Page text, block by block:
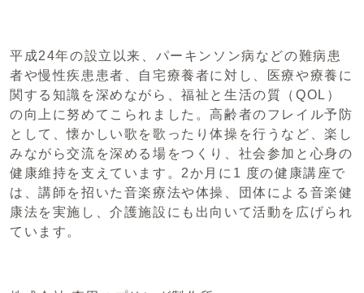
平成24年の設立以来、パーキンソン病などの難病患
者や慢性疾患患者、自宅療養者に対し、医療や療養に
関する知識を深めながら、福祉と生活の質（QOL）
の向上に努めてこられました。高齢者のフレイル予防
として、懐かしい歌を歌ったり体操を行うなど、楽し
みながら交流を深める場をつくり、社会参加と心身の
健康維持を支えています。2か月に1 度の健康講座で
は、講師を招いた音楽療法や体操、団体による音楽健
康法を実施し、介護施設にも出向いて活動を広げられ
ています。